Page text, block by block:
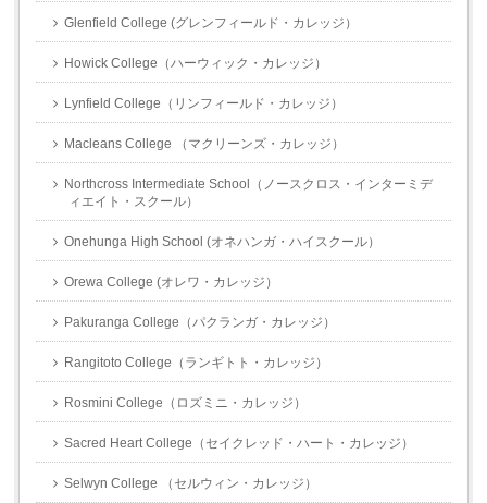
Glenfield College (グレンフィールド・カレッジ）
Howick College（ハーウィック・カレッジ）
Lynfield College（リンフィールド・カレッジ）
Macleans College （マクリーンズ・カレッジ）
Northcross Intermediate School（ノースクロス・インターミデ
ィエイト・スクール）
Onehunga High School (オネハンガ・ハイスクール）
Orewa College (オレワ・カレッジ）
Pakuranga College（パクランガ・カレッジ）
Rangitoto College（ランギトト・カレッジ）
Rosmini College（ロズミニ・カレッジ）
Sacred Heart College（セイクレッド・ハート・カレッジ）
Selwyn College （セルウィン・カレッジ）